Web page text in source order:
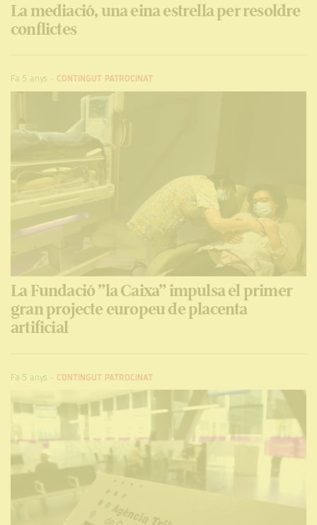
La mediació, una eina estrella per resoldre
conflictes
Fa 5 anys - CONTINGUT PATROCINAT
La Fundació ”la Caixa” impulsa el primer
gran projecte europeu de placenta
artificial
Fa 5 anys - CONTINGUT PATROCINAT